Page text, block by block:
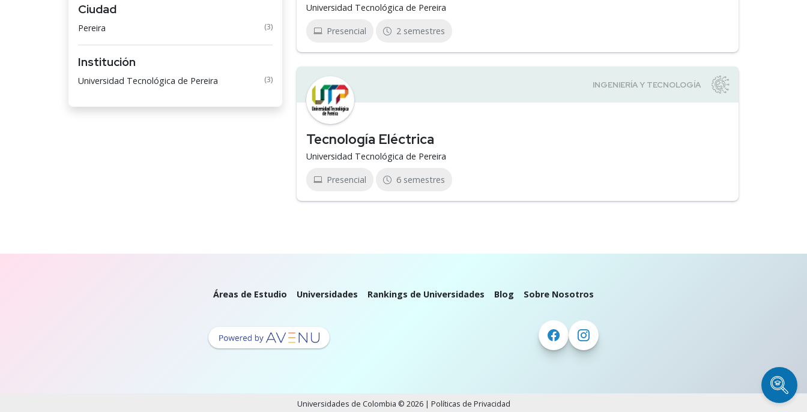
Ciudad
Pereira (3)
Institución
Universidad Tecnológica de Pereira (3)
Universidad Tecnológica de Pereira
Presencial 2 semestres
Tecnología Eléctrica
Universidad Tecnológica de Pereira
Presencial 6 semestres
Áreas de Estudio Universidades Rankings de Universidades Blog Sobre Nosotros
Universidades de Colombia © 2026 | Políticas de Privacidad